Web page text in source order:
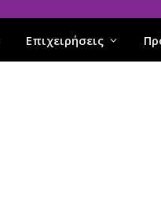
Επιχειρήσεις